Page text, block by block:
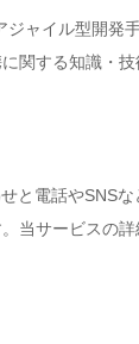
ャイル型開発
関する知識・
と電話やSNS
当サービスの